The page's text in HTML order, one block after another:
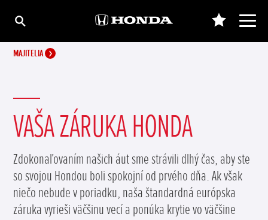
MAJITELIA
VAŠA ZÁRUKA HONDA
Zdokonaľovaním našich áut sme strávili dlhý čas, aby ste
so svojou Hondou boli spokojní od prvého dňa. Ak však
niečo nebude v poriadku, naša štandardná európska
záruka vyrieši väčšinu vecí a ponúka krytie vo väčšine